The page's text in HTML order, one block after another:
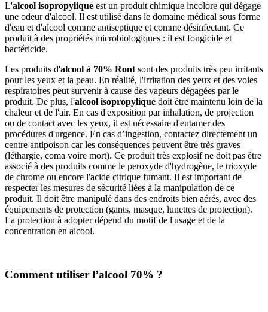
L'alcool isopropylique est un produit chimique incolore qui dégage
une odeur d'alcool. Il est utilisé dans le domaine médical sous forme
d'eau et d'alcool comme antiseptique et comme désinfectant. Ce
produit à des propriétés microbiologiques : il est fongicide et
bactéricide.
Les produits d'alcool à 70% Ront sont des produits très peu irritants
pour les yeux et la peau. En réalité, l'irritation des yeux et des voies
respiratoires peut survenir à cause des vapeurs dégagées par le
produit. De plus, l'alcool isopropylique doit être maintenu loin de la
chaleur et de l'air. En cas d'exposition par inhalation, de projection
ou de contact avec les yeux, il est nécessaire d'entamer des
procédures d'urgence. En cas d’ingestion, contactez directement un
centre antipoison car les conséquences peuvent être très graves
(léthargie, coma voire mort). Ce produit très explosif ne doit pas être
associé à des produits comme le peroxyde d'hydrogène, le trioxyde
de chrome ou encore l'acide citrique fumant. Il est important de
respecter les mesures de sécurité liées à la manipulation de ce
produit. Il doit être manipulé dans des endroits bien aérés, avec des
équipements de protection (gants, masque, lunettes de protection).
La protection à adopter dépend du motif de l'usage et de la
concentration en alcool.
Comment utiliser l’alcool 70% ?